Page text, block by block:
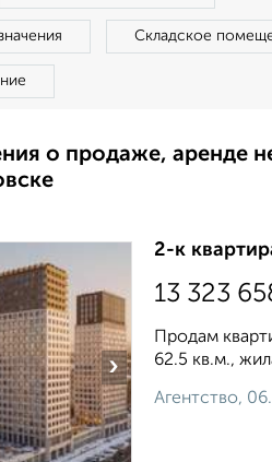
Складское
о продаже, аренде
›
2-к
13 323
Продам
62.5 кв.м.,
Агентство,